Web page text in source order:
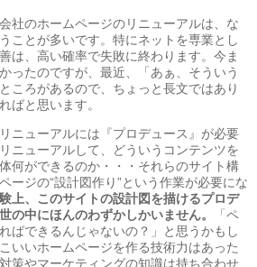
社のホームページのリニューアルは、な
ことが多いです。特にネットを専業とし
は、高い確率で失敗に終わります。今ま
ったのですが、最近、「あぁ、そういう
ころがあるので、ちょっと長文ではあり
ばと思います。
ニューアルには『プロデュース』が必要
ニューアルして、どういうコンテンツを
何ができるのか・・・それらのサイト構
ージの“設計図作り”という作業が必要にな
上、このサイトの設計図を描けるプロデ
の中にほんのわずかしかいません。
「ペ
ばできるんじゃないの？」と思うかもし
いいホームページを作る技術力はあった
策やマーケティングの知識は持ち合わせ